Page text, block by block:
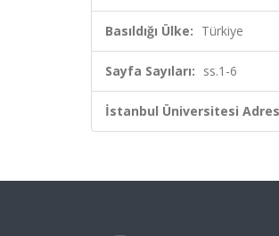
Basıldığı Ülke: Türkiye
Sayfa Sayıları: ss.1-6
İstanbul Üniversitesi